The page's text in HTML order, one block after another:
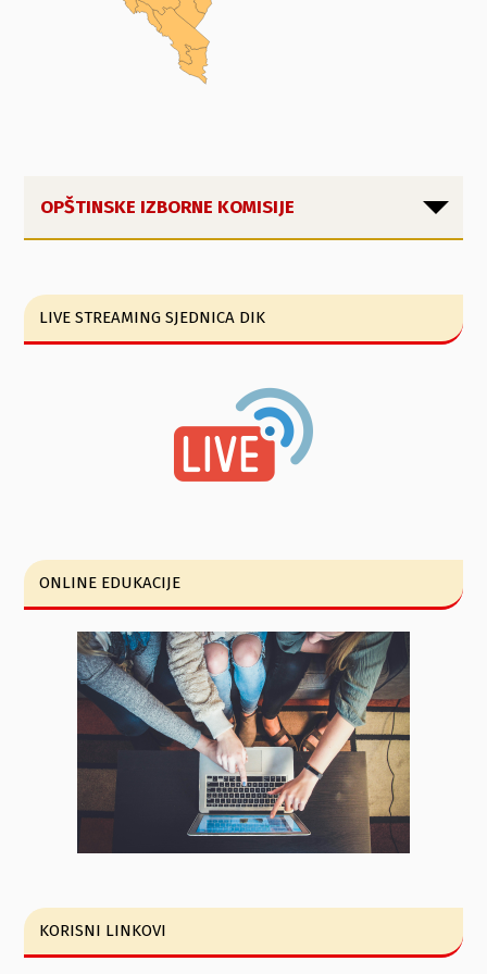
OPŠTINSKE IZBORNE KOMISIJE
LIVE STREAMING SJEDNICA DIK
ONLINE EDUKACIJE
KORISNI LINKOVI